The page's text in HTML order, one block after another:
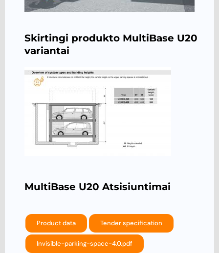
Skirtingi produkto MultiBase U20
variantai
MultiBase U20 Atsisiuntimai
Product data Tender specification
Invisible-parking-space-4.0.pdf